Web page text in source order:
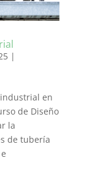
|
en
de Diseño
la
de tubería